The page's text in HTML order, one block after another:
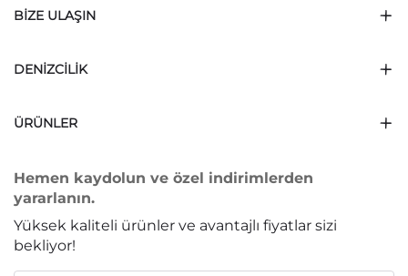
BIZE ULAŞIN
DENIZCILIK
ÜRÜNLER
Hemen kaydolun ve özel indirimlerden
yararlanın.
Yüksek kaliteli ürünler ve avantajlı fiyatlar sizi
bekliyor!